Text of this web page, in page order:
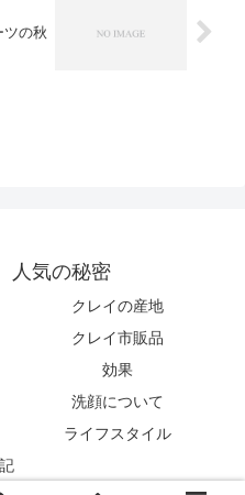
ツの秋
人気の秘密
クレイの産地
クレイ市販品
効果
洗顔について
ライフスタイル